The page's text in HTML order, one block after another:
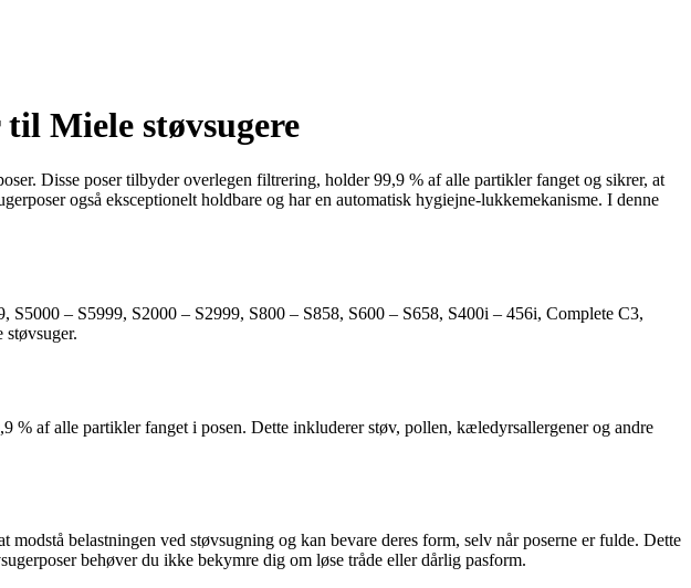
Miele støvsugere
Disse poser tilbyder overlegen filtrering, holder 99,9 % af alle partikler fanget og sikrer, at
også eksceptionelt holdbare og har en automatisk hygiejne-lukkemekanisme. I denne
– S5999, S2000 – S2999, S800 – S858, S600 – S658, S400i – 456i, Complete C3,
af alle partikler fanget i posen. Dette inkluderer støv, pollen, kæledyrsallergener og andre
belastningen ved støvsugning og kan bevare deres form, selv når poserne er fulde. Dette
behøver du ikke bekymre dig om løse tråde eller dårlig pasform.